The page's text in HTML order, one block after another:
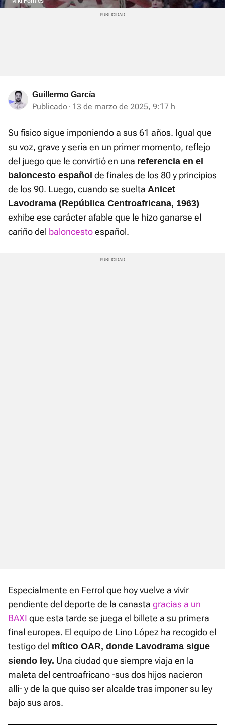
Guillermo García
Publicado 13 de marzo de 2025, 9:17 h
Su físico sigue imponiendo a sus 61 años. Igual que
su voz, grave y seria en un primer momento, reflejo
del juego que le convirtió en una referencia en el
baloncesto español de finales de los 80 y principios
de los 90. Luego, cuando se suelta Anicet
Lavodrama (República Centroafricana, 1963)
exhibe ese carácter afable que le hizo ganarse el
cariño del baloncestoespañol.
Especialmente en Ferrol que hoy vuelve a vivir
pendiente del deporte de la canasta gracias a un
BAXI que esta tarde se juega el billete a su primera
final europea. El equipo de Lino López ha recogido el
testigo del mítico OAR, donde Lavodrama sigue
siendo ley. Una ciudad que siempre viaja en la
maleta del centroafricano -sus dos hijos nacieron
allí- y de la que quiso ser alcalde tras imponer su ley
bajo sus aros.